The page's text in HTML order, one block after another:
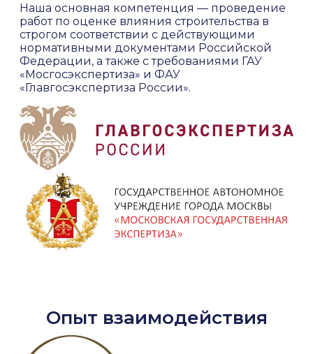
Наша основная компетенция — проведение
работ по оценке влияния строительства в
строгом соответствии с действующими
нормативными документами Российской
Федерации, а также с требованиями ГАУ
«Мосгосэкспертиза» и ФАУ
«Главгосэкспертиза России».
Опыт взаимодействия